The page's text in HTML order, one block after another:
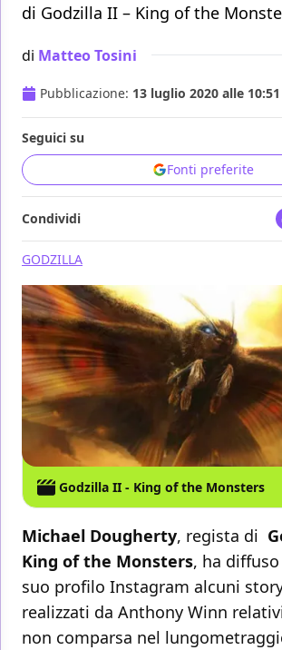
di Godzilla II – King of the
di Matteo Tosini
Pubblicazione: 13 luglio 2020 alle 10:51
Seguici su
Fonti preferite
Condividi
GODZILLA
Godzilla II - King of the Monsters
Michael Dougherty, regista di
King of the Monsters, ha
suo profilo Instagram alcuni
realizzati da Anthony Winn
non comparsa nel